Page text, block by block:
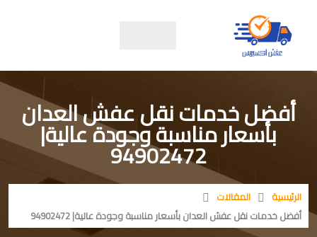
أفضل خدمات نقل عفش العدان
بأسعار مناسبة وجودة عالية|
94902472
الرئيسية
المقالات
أفضل خدمات نقل عفش العدان بأسعار مناسبة وجودة عالية| 94902472